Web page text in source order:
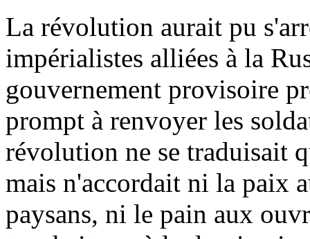
La révolution aurait pu
impérialistes alliées à la
gouvernement provisoire
prompt à renvoyer les
révolution ne se traduisait
mais n'accordait ni la paix
paysans, ni le pain aux